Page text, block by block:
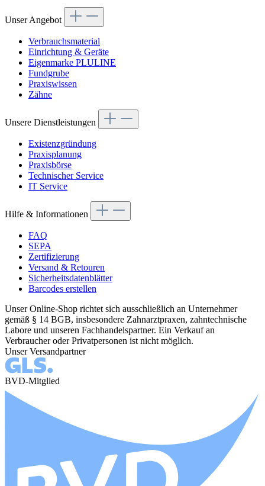
Unser Angebot
Verbrauchsmaterial
Einrichtung & Geräte
Eigenmarke PLULINE
Fundgrube
Praxiswissen
Zähne
Unsere Dienstleistungen
Existenzgründung
Praxisplanung
Praxisbörse
Technischer Service
IT Service
Hilfe & Informationen
FAQ
SEPA
Zertifizierung
Versand & Retouren
Sicherheitsdatenblätter
Barcodes erstellen
Unser Online-Shop richtet sich ausschließlich an Unternehmer
gemäß § 14 BGB, insbesondere Zahnarztpraxen, zahntechnische
Labore und unseren Fachhandelspartner. Ein Verkauf an
Verbraucher oder Privatpersonen ist nicht möglich.
Unser Versandpartner
BVD-Mitglied